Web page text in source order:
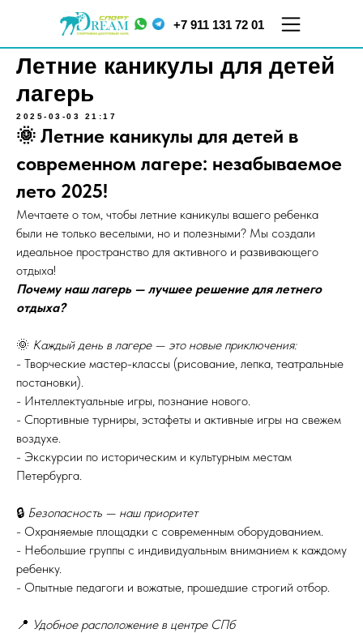
ул. Меркурьева, д. 7
ТЦ "Парнас", 5 этаж
ул.
Кораблестроителей,
д.16, корп.2
+7 911 131 72 01
Летние каникулы для детей
лагерь
2025-03-03 21:17
🌞 Летние каникулы для детей в
современном лагере: незабываемое
лето 2025!
Мечтаете о том, чтобы летние каникулы вашего ребенка
были не только веселыми, но и полезными? Мы создали
идеальное пространство для активного и развивающего
отдыха!
Почему наш лагерь — лучшее решение для летнего
отдыха?
🌞 Каждый день в лагере — это новые приключения:
- Творческие мастер-классы (рисование, лепка, театральные
постановки).
- Интеллектуальные игры, познание нового.
- Спортивные турниры, эстафеты и активные игры на свежем
воздухе.
- Экскурсии по историческим и культурным местам
Петербурга.
🔒 Безопасность — наш приоритет
- Охраняемые площадки с современным оборудованием.
- Небольшие группы с индивидуальным вниманием к каждому
ребенку.
- Опытные педагоги и вожатые, прошедшие строгий отбор.
📍 Удобное расположение в центре СПб